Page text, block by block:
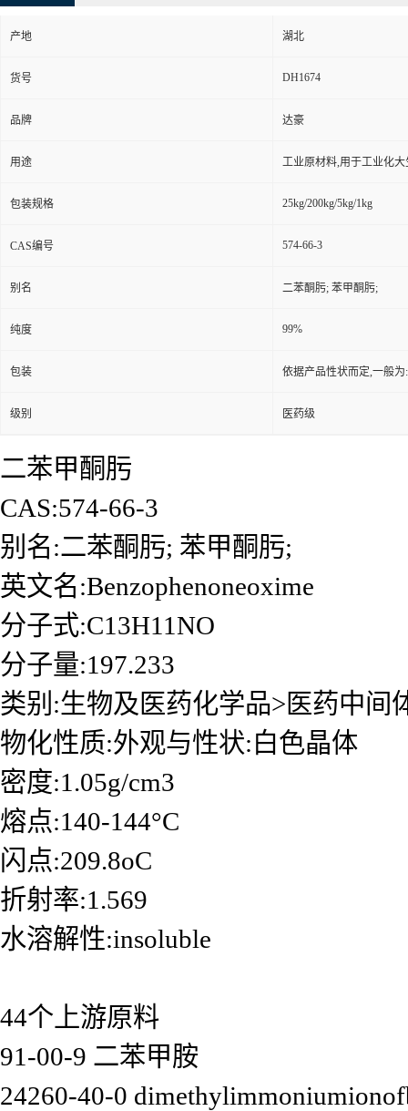
产地 湖北
货号 DH1674
品牌 达豪
用途 工业原材料,用于工业化大
包装规格 25kg/200kg/5kg/1kg
CAS编号 574-66-3
别名 二苯酮肟; 苯甲酮肟;
纯度 99%
包装 依据产品性状而定,一般
级别 医药级
二苯甲酮肟
CAS:574-66-3
别名:二苯酮肟; 苯甲酮肟;
英文名:Benzophenoneoxime
分子式:C13H11NO
分子量:197.233
类别:生物及医药化学品>医药中间
物化性质:外观与性状:白色晶体
密度:1.05g/cm3
熔点:140-144°C
闪点:209.8oC
折射率:1.569
水溶解性:insoluble
44个上游原料
91-00-9 二苯甲胺
24260-40-0